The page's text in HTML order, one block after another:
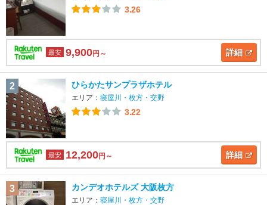
3.26
最安 9,900円～ 詳細
2 ひらかたサンプラザホテル
エリア： 寝屋川・枚方・交野
3.22
最安 12,200円～ 詳細
3 カンデオホテルズ 大阪枚方
エリア： 寝屋川・枚方・交野